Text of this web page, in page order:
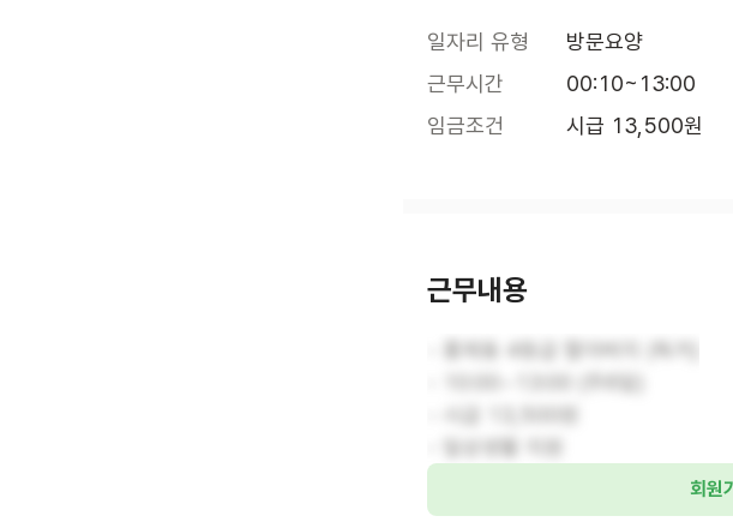
일자리 유형
방문요양
근무시간
00:10~13:00
임금조건
시급 13,500원
근무내용
회원